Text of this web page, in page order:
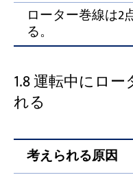
ローター巻線は2
る。
1.8 運転中にロ
れる
考えられる原因